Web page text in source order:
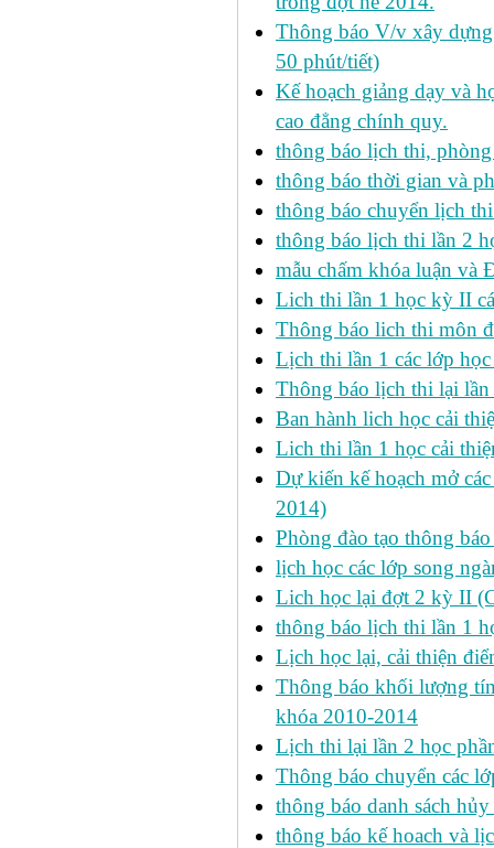
Thông báo V/v xây
50 phút/tiết)
Kế hoạch giảng dạy và
cao đẳng chính quy.
thông báo lịch thi,
thông báo thời gian và
thông báo chuyển lịch
thông báo lịch thi lần 2
mẫu chấm khóa luận và
Lich thi lần 1 học kỳ II
Thông báo lich thi môn
Lịch thi lần 1 các lớp
Thông báo lịch thi lại
Ban hành lich học cải
Lich thi lần 1 học cải
Dự kiến kế hoạch mở
2014)
Phòng đào tạo thông
lịch học các lớp song
Lich học lại đợt 2 kỳ II
thông báo lịch thi lần 1
Lịch học lại, cải thiện
Thông báo khối lượng
khóa 2010-2014
Lịch thi lại lần 2 học
Thông báo chuyển các
thông báo danh sách
thông báo kế hoach và